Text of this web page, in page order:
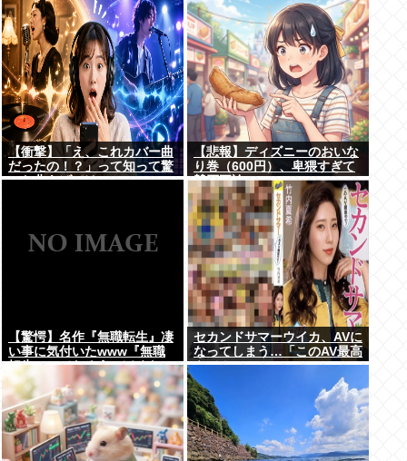
【衝撃】「え、これカバー曲
だったの！？」って知って驚
いた曲あげてけ
【悲報】ディズニーのおいな
り巻（600円）、卑猥すぎて
賛否両論www
【驚愕】名作『無職転生』凄
い事に気付いたwww『無職
転生』ってなろうっぽくない
からおすすめって言われたか
ら見たのだけど…もしかし
て…
セカンドサマーウイカ、AVに
なってしまう…「このAV最高
やで！」